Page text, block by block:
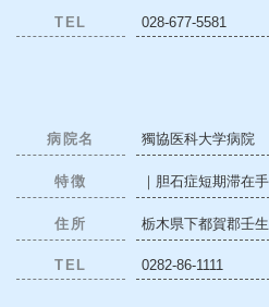
TEL 028-677-5581
病院名 獨協医科大学病院
特徴 ｜胆石症短期滞在手
住所 栃木県下都賀郡壬
TEL 0282-86-1111